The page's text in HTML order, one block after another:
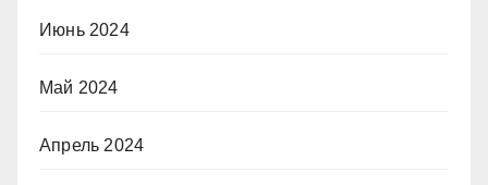
Июнь 2024
Май 2024
Апрель 2024